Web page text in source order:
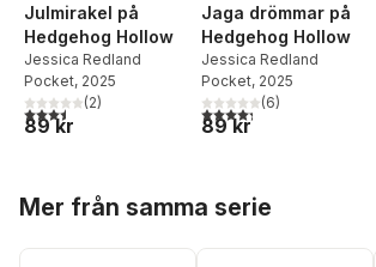
Julmirakel på
Hedgehog Hollow
Jessica Redland
Pocket, 2025
3,5utav 5 stjärnor. Totalt antal röster:
(2)
89 kr
Jaga drömmar på
Hedgehog Hollow
Jessica Redland
Pocket, 2025
4,3utav 5 stjärnor. Totalt
(6)
89 kr
Mer från samma serie